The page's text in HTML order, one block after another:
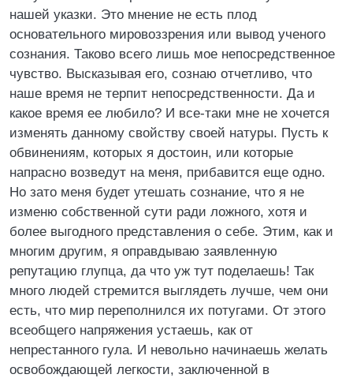
нашей указки. Это мнение не есть плод
основательного мировоззрения или вывод ученого
сознания. Таково всего лишь мое непосредственное
чувство. Высказывая его, сознаю отчетливо, что
наше время не терпит непосредственности. Да и
какое время ее любило? И все-таки мне не хочется
изменять данному свойству своей натуры. Пусть к
обвинениям, которых я достоин, или которые
напрасно возведут на меня, прибавится еще одно.
Но зато меня будет утешать сознание, что я не
изменю собственной сути ради ложного, хотя и
более выгодного представления о себе. Этим, как и
многим другим, я оправдываю заявленную
репутацию глупца, да что уж тут поделаешь! Так
много людей стремится выглядеть лучше, чем они
есть, что мир переполнился их потугами. От этого
всеобщего напряжения устаешь, как от
непрестанного гула. И невольно начинаешь желать
освобождающей легкости, заключенной в